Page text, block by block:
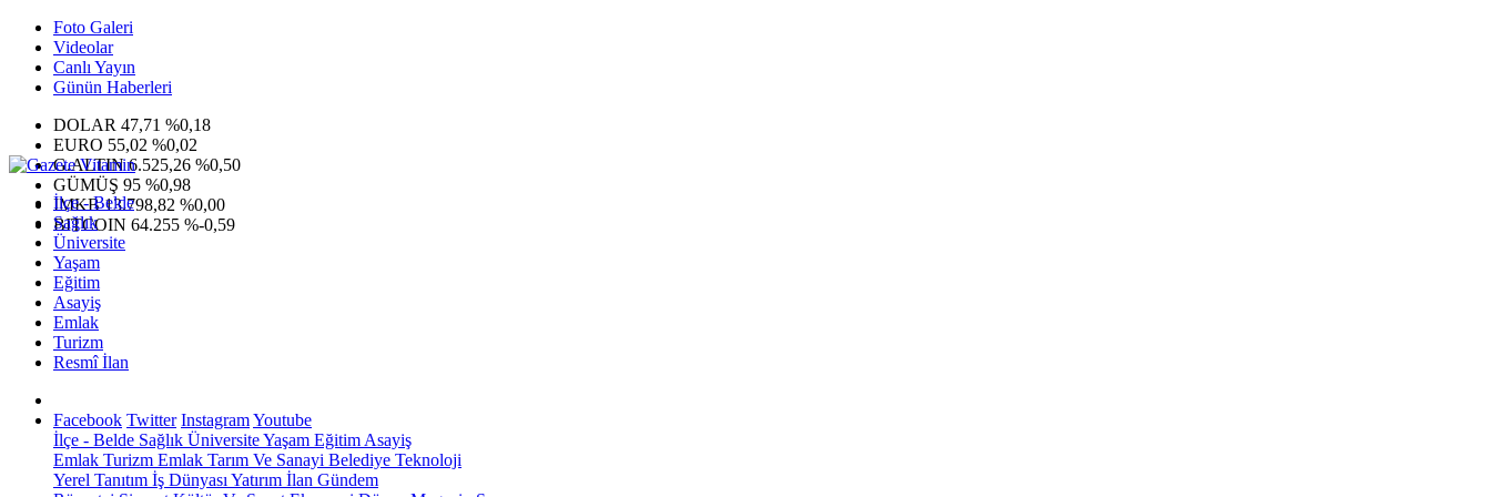
Foto Galeri
Videolar
Canlı Yayın
Günün Haberleri
DOLAR 47,71 %0,18
EURO 55,02 %0,02
G.ALTIN6.525,26 %0,50
GÜMÜŞ 95 %0,98
IMKB13.798,82 %0,00
BITCOIN 64.255 %-0,59
İlçe - Belde
Sağlık
Üniversite
Yaşam
Eğitim
Asayiş
Emlak
Turizm
Resmî İlan
Facebook Twitter InstagramYoutube
İlçe - Belde Sağlık ÜniversiteYaşam Eğitim Asayiş
Emlak Turizm Emlak Tarım Ve Sanayi Belediye Teknoloji
Yerel Tanıtım İş Dünyası Yatırım İlan Gündem